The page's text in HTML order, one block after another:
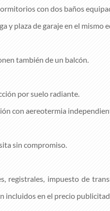
con dos baños
y plaza de garaje en el mismo
también de un balcón.
por suelo radiante.
con aereotermia
sin compromiso.
registrales, impuesto de
incluidos en el precio